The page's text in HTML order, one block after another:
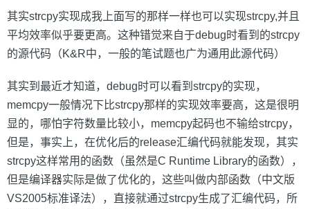
其实strcpy实现成我上面写的那样一样也可以实现strcpy,并且
平均效率似乎要更高。这种错觉来自于debug时看到的strcpy
的源代码（K&R中，一般的笔试题也广为通用此源代码）
其实到最近才知道，debug时可以看到strcpy的实现，
memcpy一般情况下比strcpy那样的实现效率要高，这是很明
显的，哪怕字符数量比较小，memcpy起码也不输给strcpy，
但是，事实上，在优化后的release汇编代码就能发现，其实
strcpy这样常用的函数（虽然是C Runtime Library的函数），
但是编译器实际是做了优化的，这些叫做内部函数（中文版
VS2005标准译法），直接就通过strcpy生成了汇编代码，所